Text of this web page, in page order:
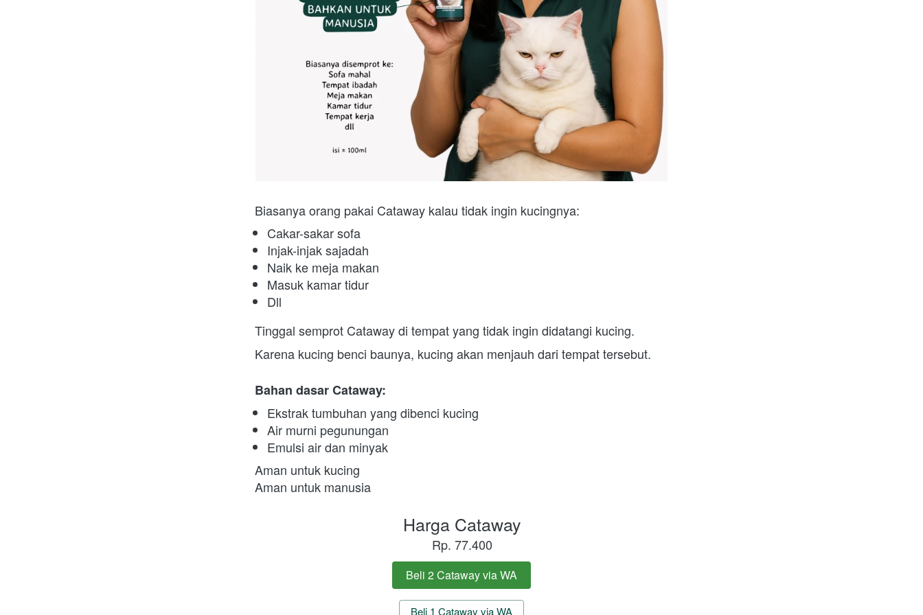
Biasanya orang pakai Cataway kalau tidak ingin kucingnya:
Cakar-sakar sofa
Injak-injak sajadah
Naik ke meja makan
Masuk kamar tidur
Dll
Tinggal semprot Cataway di tempat yang tidak ingin didatangi kucing.
Karena kucing benci baunya, kucing akan menjauh dari tempat tersebut.
Bahan dasar Cataway:
Ekstrak tumbuhan yang dibenci kucing
Air murni pegunungan
Emulsi air dan minyak
Aman untuk kucing
Aman untuk manusia
Harga Cataway
Rp. 77.400
`Beli 2 Cataway via WA
`Beli 1 Cataway via WA